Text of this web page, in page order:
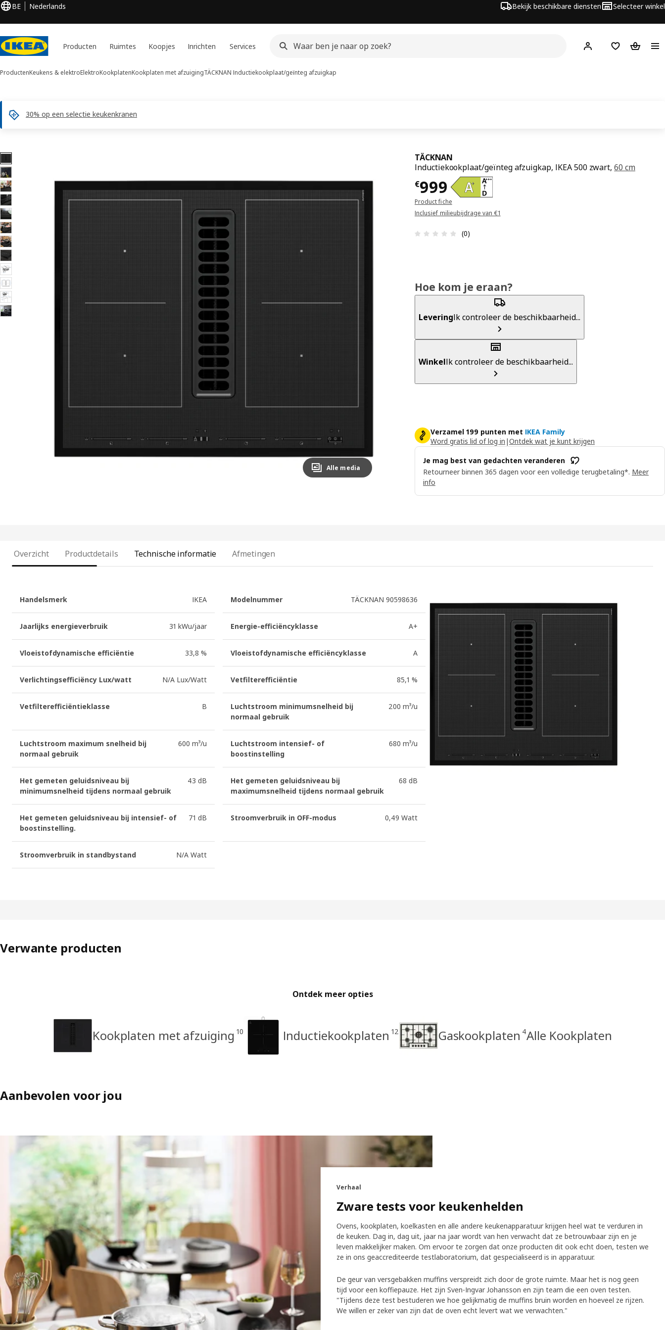
BE Nederlands Bekijk beschikbare diensten Selecteer winkel
Producten Ruimtes Koopjes Inrichten Services Hej! Log inVerlanglijstje
ProductenKeukens & elektroElektroKookplatenKookplaten met afzuigingTÄCKNAN Inductiekookplaat/geïnteg afzuigkap
30% op een selectie keukenkranen
12 TÄCKNAN afbeeldingen
overslaan
Alle media
TÄCKNAN
Inductiekookplaat/geïnteg afzuigkap, IKEA 500 zwart,60 cm
€999
€ 999
Product fiche
Inclusief milieubijdrage van €1
Beoordeling: 0 van 5 sterren. Totaal beoordelingen: 0
(0)
Hoe kom je eraan?
LeveringIk controleer de beschikbaarheid...
WinkelIk controleer de beschikbaarheid...
Verzamel 199 punten met IKEA Family
Word gratis lid of log in |Ontdek wat je kunt krijgen
Je mag best van gedachten veranderen
Retourneer binnen 365 dagen voor een volledige terugbetaling*. Meer
info
Overzicht Productdetails Technische informatie Afmetingen
Handelsmerk IKEA Modelnummer TÄCKNAN 90598636
Jaarlijks energieverbruik 31 kWu/jaar Energie-efficiëncyklasse A+
Vloeistofdynamische efficiëntie 33,8 % Vloeistofdynamische efficiëncyklasse A
Verlichtingsefficiëncy Lux/watt N/A Lux/Watt Vetfilterefficiëntie 85,1 %
Vetfilterefficiëntieklasse B
Luchtstroom minimumsnelheid bij
normaal gebruik
200 m³/u
Luchtstroom maximum snelheid bij
normaal gebruik
600 m³/u
Luchtstroom intensief- of
boostinstelling
680 m³/u
Het gemeten geluidsniveau bij
minimumsnelheid tijdens normaal gebruik
43 dB
Het gemeten geluidsniveau bij
maximumsnelheid tijdens normaal gebruik
68 dB
Het gemeten geluidsniveau bij intensief- of
boostinstelling.
71 dB Stroomverbruik in OFF-modus 0,49 Watt
Stroomverbruik in standbystand N/A Watt
Verwante producten
Ontdek meer opties
Kookplaten met afzuiging 10 Inductiekookplaten 12 Gaskookplaten 4Alle Kookplaten
Aanbevolen voor jou
Verhaal
Zware tests voor keukenhelden
Ovens, kookplaten, koelkasten en alle andere keukenapparatuur krijgen heel wat te verduren in
de keuken. Dag in, dag uit, jaar na jaar wordt van hen verwacht dat ze betrouwbaar zijn en je
leven makkelijker maken. Om ervoor te zorgen dat onze producten dit ook echt doen, testen we
ze in ons geaccrediteerde testlaboratorium, dat gespecialiseerd is in apparatuur.
De geur van versgebakken muffins verspreidt zich door de grote ruimte. Maar het is nog geen
tijd voor een koffiepauze. Het zijn Sven-Ingvar Johansson en zijn team die een oven testen.
"Tijdens deze test bestuderen we hoe gelijkmatig de muffins bruin worden en hoeveel ze rijzen.
We willen er zeker van zijn dat de oven echt levert wat we verwachten."